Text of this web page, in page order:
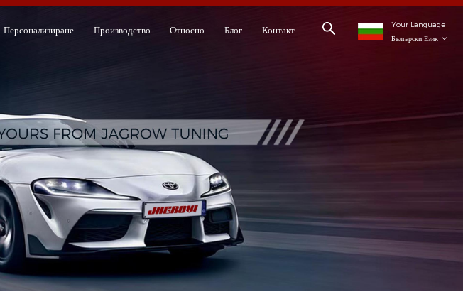
Your Language
Български Език
Персонализиране Производство Относно Блог Контакт